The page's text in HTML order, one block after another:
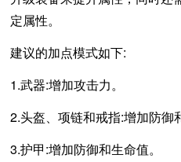
定属性。
建议的加点模式如下:
1.武器:增加攻击力。
2.头盔、项链和戒指:增加防御
3.护甲:增加防御和生命值。